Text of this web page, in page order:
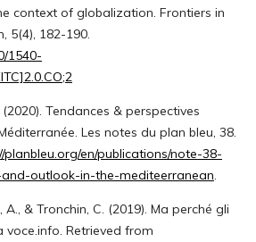
context of globalization. Frontiers in
5(4), 182-190.
1540-
(2020). Tendances & perspectives
Les notes du plan bleu, 38.
planbleu.org/en/publications/note-38-
outlook-in-the-mediteerranean.
A., & Tronchin, C. (2019). Ma perché gli
voce.info. Retrieved from